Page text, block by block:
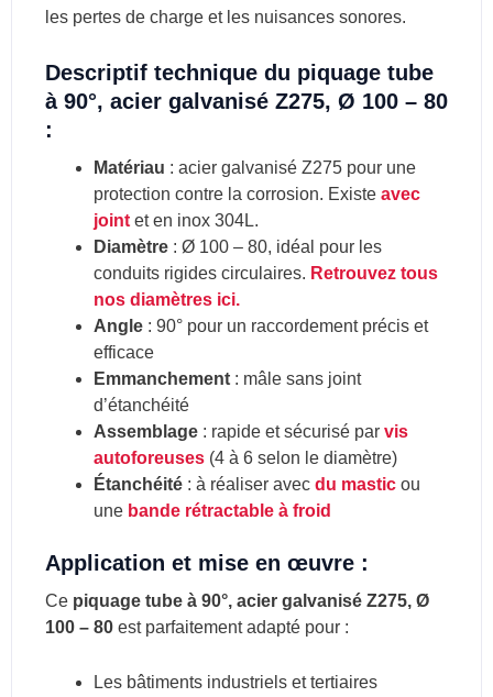
les pertes de charge et les nuisances sonores.
Descriptif technique du piquage tube
à 90°, acier galvanisé Z275, Ø 100 – 80
:
Matériau : acier galvanisé Z275 pour une
protection contre la corrosion. Existe avec
jointet en inox 304L.
Diamètre: Ø 100 – 80, idéal pour les
conduits rigides circulaires. Retrouvez tous
nos diamètres ici.
Angle: 90° pour un raccordement précis et
efficace
Emmanchement: mâle sans joint
d’étanchéité
Assemblage: rapide et sécurisé par vis
autoforeuses(4 à 6 selon le diamètre)
Étanchéité: à réaliser avec du mastic ou
une bande rétractable à froid
Application et mise en œuvre :
Ce piquage tube à 90°, acier galvanisé Z275, Ø
100 – 80 est parfaitement adapté pour :
Les bâtiments industriels et tertiaires